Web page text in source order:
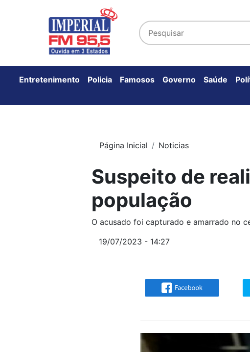
Entretenimento Policia Famosos Governo Saúde
Página Inicial Noticias
Suspeito de
população
O acusado foi capturado e amarrado no
19/07/2023 - 14:27